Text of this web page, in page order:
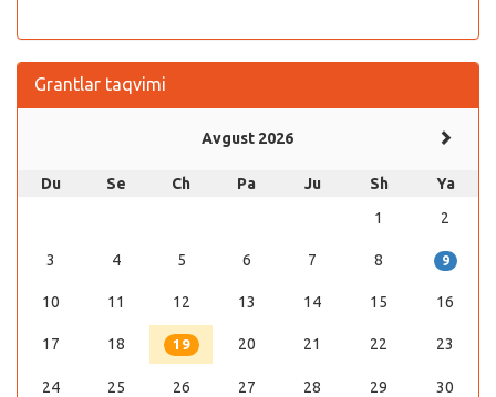
Grantlar taqvimi
Avgust 2026
Du Se Ch Pa Ju Sh
Ya
1
2
3 4 5 6 7 8 9
10 11 12 13 14 15 16
17 18 19 20 21 22 23
24 25 26 27 28 29 30